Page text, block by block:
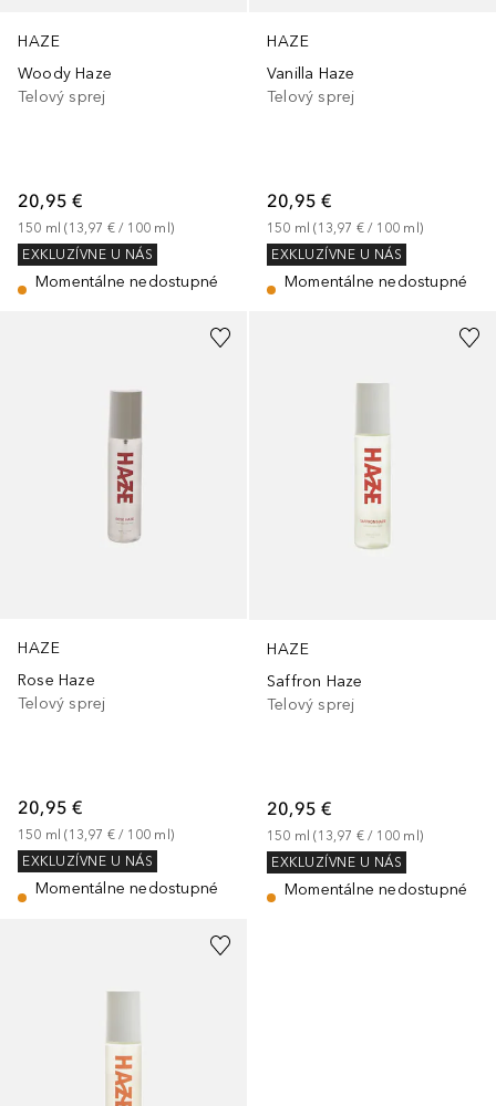
HAZE
Woody Haze
Telový sprej
20,95 €
150 ml (13,97 € / 100 ml)
EXKLUZÍVNE U NÁS
Momentálne nedostupné
HAZE
Vanilla Haze
Telový sprej
20,95 €
150 ml (13,97 € / 100 ml)
EXKLUZÍVNE U NÁS
Momentálne nedostupné
HAZE
Rose Haze
Telový sprej
20,95 €
150 ml (13,97 € / 100 ml )
EXKLUZÍVNE U NÁS
Momentálne nedostupné
HAZE
Saffron Haze
Telový sprej
20,95 €
150 ml (13,97 € / 100 ml )
EXKLUZÍVNE U NÁS
Momentálne nedostupné